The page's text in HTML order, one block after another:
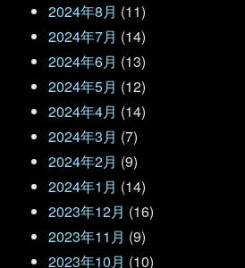
2024年8月 (11)
2024年7月 (14)
2024年6月 (13)
2024年5月 (12)
2024年4月 (14)
2024年3月 (7)
2024年2月 (9)
2024年1月 (14)
2023年12月 (16)
2023年11月 (9)
2023年10月 (10)